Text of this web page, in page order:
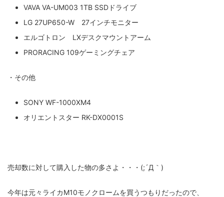
VAVA VA-UM003 1TB SSDドライブ
LG 27UP650-W 27インチモニター
エルゴトロン LXデスクマウントアーム
PRORACING 109ゲーミングチェア
・その他
SONY WF-1000XM4
オリエントスター RK-DX0001S
売却数に対して購入した物の多さよ・・・(;´Д｀)
今年は元々ライカM10モノクロームを買うつもりだったので、